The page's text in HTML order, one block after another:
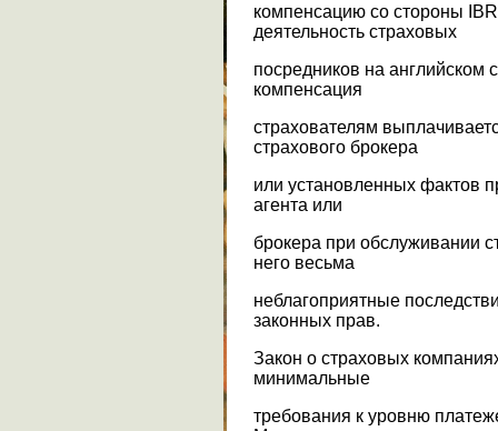
компенсацию со стороны
деятельность страховых
посредников на
компенсация
страхователям
страхового брокера
или установленных фактов
агента или
брокера при обслуживании
него весьма
неблагоприятные
законных прав.
Закон о страховых
минимальные
требования к уровню